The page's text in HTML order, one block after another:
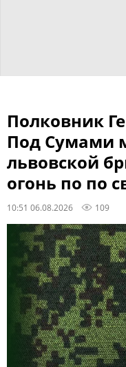
Полковник
Под Сумами
львовской
огонь по по
10:51 06.08.2026 109